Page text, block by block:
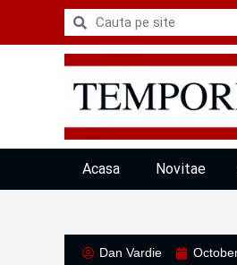
Acasa Novitae
Dan Vardie